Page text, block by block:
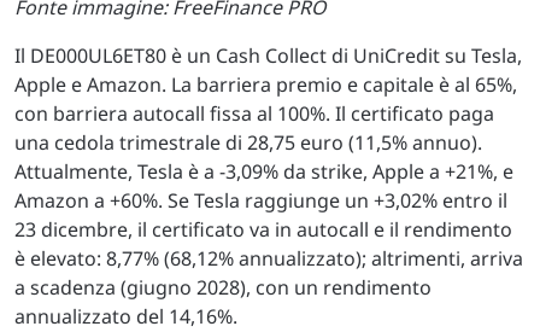
Fonte immagine: FreeFinance PRO
Il DE000UL6ET80 è un Cash Collect di UniCredit su Tesla,
Apple e Amazon. La barriera premio e capitale è al 65%,
con barriera autocall fissa al 100%. Il certificato paga
una cedola trimestrale di 28,75 euro (11,5% annuo).
Attualmente, Tesla è a -3,09% da strike, Apple a +21%, e
Amazon a +60%. Se Tesla raggiunge un +3,02% entro il
23 dicembre, il certificato va in autocall e il rendimento
è elevato: 8,77% (68,12% annualizzato); altrimenti, arriva
a scadenza (giugno 2028), con un rendimento
annualizzato del 14,16%.